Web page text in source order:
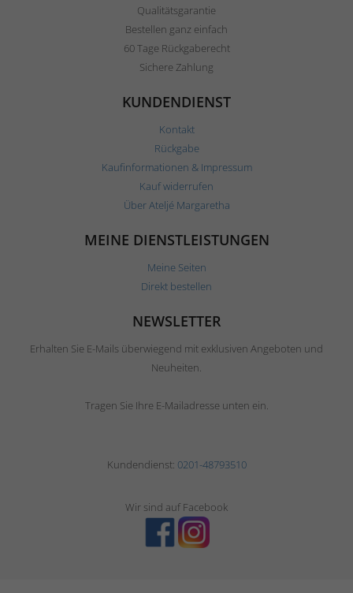
Qualitätsgarantie
Bestellen ganz einfach
60 Tage Rückgaberecht
Sichere Zahlung
KUNDENDIENST
Kontakt
Rückgabe
Kaufinformationen & Impressum
Kauf widerrufen
Über Ateljé Margaretha
MEINE DIENSTLEISTUNGEN
Meine Seiten
Direkt bestellen
NEWSLETTER
Erhalten Sie E-Mails überwiegend mit exklusiven Angeboten und
Neuheiten.
Tragen Sie Ihre E-Mailadresse unten ein.
Kundendienst: 0201-48793510
Wir sind auf Facebook